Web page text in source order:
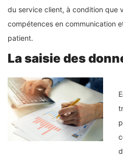
du service client, à condition que
compétences en communication
patient.
La saisie des